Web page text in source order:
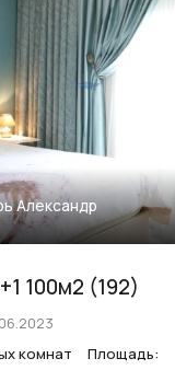
Александр
100м2 (192)
комнат
Площадь: